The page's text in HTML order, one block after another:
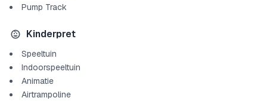
Pump Track
Kinderpret
Speeltuin
Indoorspeeltuin
Animatie
Airtrampoline